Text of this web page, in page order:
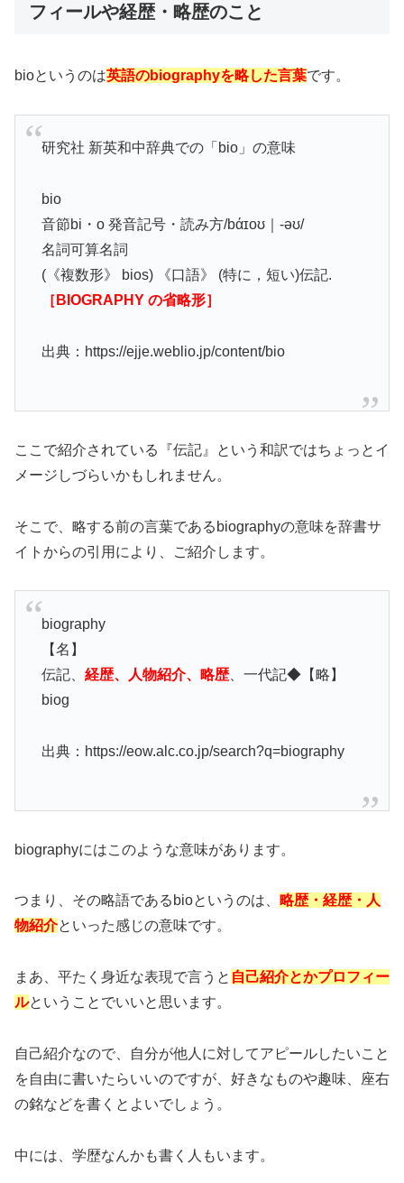
フィールや経歴・略歴のこと
bioというのは英語のbiographyを略した言葉です。
研究社 新英和中辞典での「bio」の意味
bio
音節bi・o 発音記号・読み方/bάɪoʊ｜‐əʊ/
名詞可算名詞
(《複数形》 bios) 《口語》 (特に，短い)伝記.
［BIOGRAPHY の省略形］
出典：https://ejje.weblio.jp/content/bio
ここで紹介されている『伝記』という和訳ではちょっとイ
メージしづらいかもしれません。
そこで、略する前の言葉であるbiographyの意味を辞書サ
イトからの引用により、ご紹介します。
biography
【名】
伝記、 経歴、人物紹介、略歴、一代記◆【略】
biog
出典：https://eow.alc.co.jp/search?q=biography
biographyにはこのような意味があります。
つまり、その略語であるbioというのは、 略歴・経歴・人
物紹介といった感じの意味です。
まあ、平たく身近な表現で言うと 自己紹介とかプロフィー
ルということでいいと思います。
自己紹介なので、自分が他人に対してアピールしたいこと
を自由に書いたらいいのですが、好きなものや趣味、座右
の銘などを書くとよいでしょう。
中には、学歴なんかも書く人もいます。